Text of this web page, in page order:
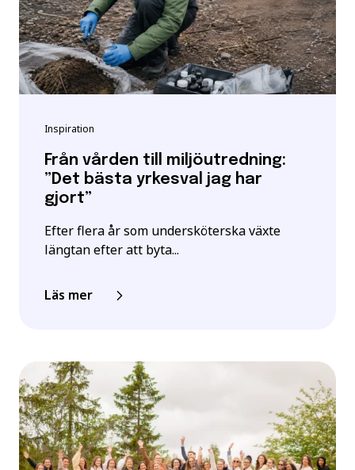
Inspiration
Från vården till miljöutredning:
”Det bästa yrkesval jag har
gjort”
Efter flera år som undersköterska växte
längtan efter att byta...
Läs mer